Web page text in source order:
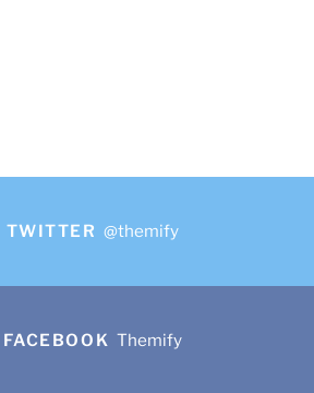
TWITTER @themify
FACEBOOK Themify